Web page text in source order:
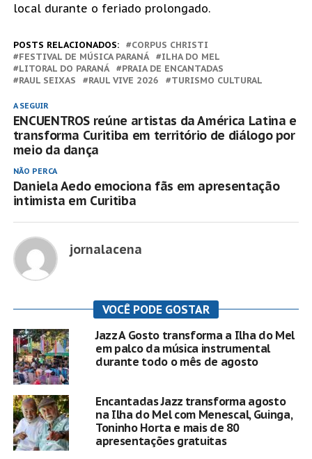
local durante o feriado prolongado.
POSTS RELACIONADOS:
CORPUS CHRISTI
FESTIVAL DE MÚSICA PARANÁ
ILHA DO MEL
LITORAL DO PARANÁ
PRAIA DE ENCANTADAS
RAUL SEIXAS
RAUL VIVE 2026 TURISMO CULTURAL
A SEGUIR
ENCUENTROS reúne artistas da América Latina e
transforma Curitiba em território de diálogo por
meio da dança
NÃO PERCA
Daniela Aedo emociona fãs em apresentação
intimista em Curitiba
jornalacena
VOCÊ PODE GOSTAR
Jazz A Gosto transforma a Ilha do Mel
em palco da música instrumental
durante todo o mês de agosto
Encantadas Jazz transforma agosto
na Ilha do Mel com Menescal, Guinga,
Toninho Horta e mais de 80
apresentações gratuitas